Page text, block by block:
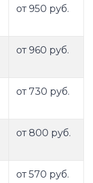
от 950 руб.
от 960 руб.
от 730 руб.
от 800 руб.
от 570 руб.